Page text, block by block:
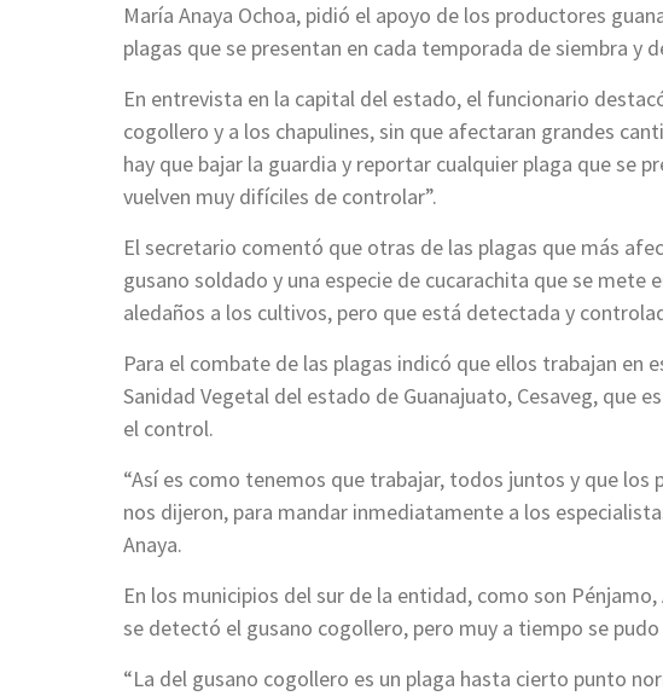
María Anaya Ochoa, pidió el apoyo de los productores
plagas que se presentan en cada temporada de siembra y
En entrevista en la capital del estado, el funcionario
cogollero y a los chapulines, sin que afectaran grandes
hay que bajar la guardia y reportar cualquier plaga que se
vuelven muy difíciles de controlar”.
El secretario comentó que otras de las plagas que más
gusano soldado y una especie de cucarachita que se mete
aledaños a los cultivos, pero que está detectada y
Para el combate de las plagas indicó que ellos trabajan en
Sanidad Vegetal del estado de Guanajuato, Cesaveg, que
el control.
“Así es como tenemos que trabajar, todos juntos y que
nos dijeron, para mandar inmediatamente a los
Anaya.
En los municipios del sur de la entidad, como son
se detectó el gusano cogollero, pero muy a tiempo se
“La del gusano cogollero es un plaga hasta cierto punto